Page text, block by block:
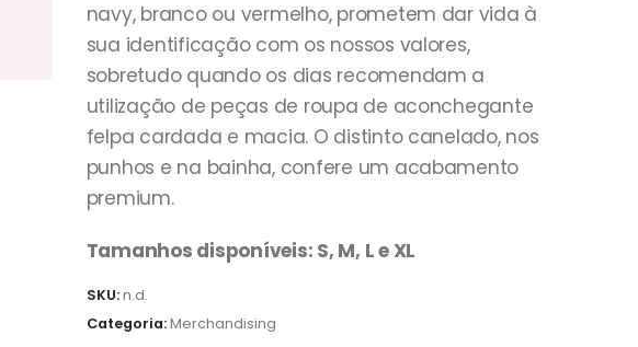
navy, branco ou vermelho, prometem dar vida à
sua identificação com os nossos valores,
sobretudo quando os dias recomendam a
utilização de peças de roupa de aconchegante
felpa cardada e macia. O distinto canelado, nos
punhos e na bainha, confere um acabamento
premium.
Tamanhos disponíveis: S, M, L e XL
SKU:n.d.
Categoria:Merchandising